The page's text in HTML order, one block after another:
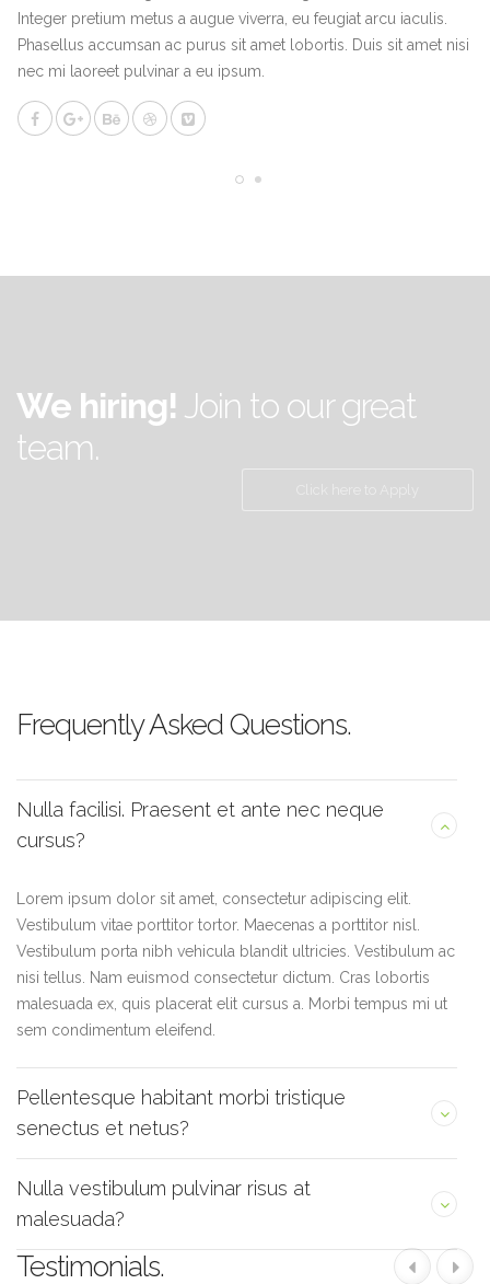
Integer pretium metus a augue viverra, eu feugiat arcu iaculis.
Phasellus accumsan ac purus sit amet lobortis. Duis sit amet nisi
nec mi laoreet pulvinar a eu ipsum.
We hiring! Join to our great
team.
Frequently Asked Questions.
Nulla facilisi. Praesent et ante nec neque
cursus?
Lorem ipsum dolor sit amet, consectetur adipiscing elit.
Vestibulum vitae porttitor tortor. Maecenas a porttitor nisl.
Vestibulum porta nibh vehicula blandit ultricies. Vestibulum ac
nisi tellus. Nam euismod consectetur dictum. Cras lobortis
malesuada ex, quis placerat elit cursus a. Morbi tempus mi ut
sem condimentum eleifend.
Pellentesque habitant morbi tristique
senectus et netus?
Nulla vestibulum pulvinar risus at
malesuada?
Testimonials.